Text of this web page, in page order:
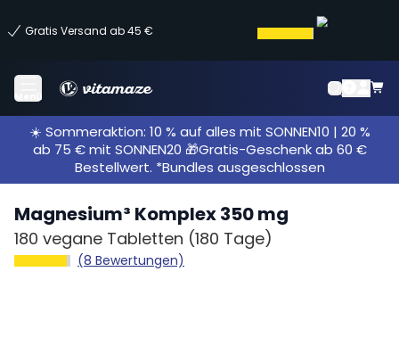
Gratis Versand ab 45 €
Menü
☀️ Sommeraktion: 10 % auf alles mit SONNEN10 | 20 %
ab 75 € mit SONNEN20 🎁Gratis-Geschenk ab 60 €
Bestellwert. *Bundles ausgeschlossen
Magnesium³ Komplex 350 mg
180 vegane Tabletten (180 Tage)
(8 Bewertungen)